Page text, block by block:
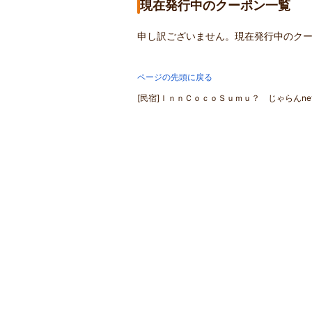
現在発行中のクーポン一覧
申し訳ございません。現在発行中のク
ページの先頭に戻る
[民宿]ＩｎｎＣｏｃｏＳｕｍｕ？ じゃらん